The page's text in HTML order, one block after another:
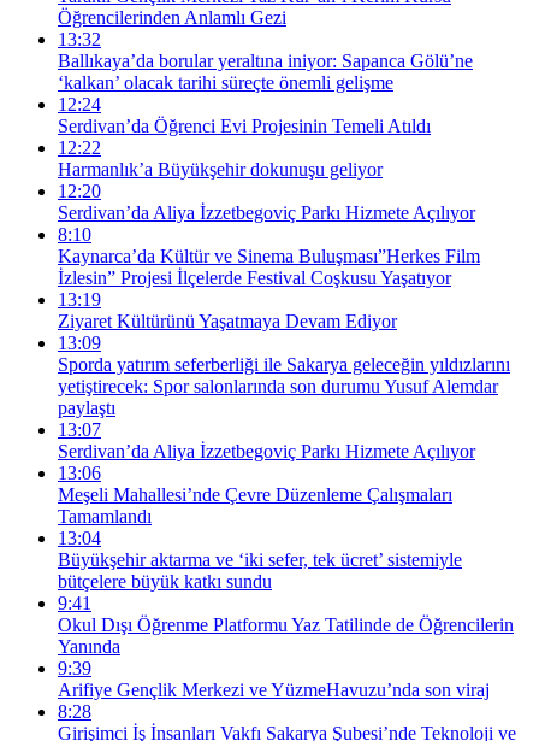
Öğrencilerinden Anlamlı Gezi
13:32
Ballıkaya’da borular yeraltına iniyor: Sapanca Gölü’ne
‘kalkan’ olacak tarihi süreçte önemli gelişme
12:24
Serdivan’da Öğrenci Evi Projesinin Temeli Atıldı
12:22
Harmanlık’a Büyükşehir dokunuşu geliyor
12:20
Serdivan’da Aliya İzzetbegoviç Parkı Hizmete Açılıyor
8:10
Kaynarca’da Kültür ve Sinema Buluşması”Herkes Film
İzlesin” Projesi İlçelerde Festival Coşkusu Yaşatıyor
13:19
Ziyaret Kültürünü Yaşatmaya Devam Ediyor
13:09
Sporda yatırım seferberliği ile Sakarya geleceğin yıldızlarını
yetiştirecek: Spor salonlarında son durumu Yusuf Alemdar
paylaştı
13:07
Serdivan’da Aliya İzzetbegoviç Parkı Hizmete Açılıyor
13:06
Meşeli Mahallesi’nde Çevre Düzenleme Çalışmaları
Tamamlandı
13:04
Büyükşehir aktarma ve ‘iki sefer, tek ücret’ sistemiyle
bütçelere büyük katkı sundu
9:41
Okul Dışı Öğrenme Platformu Yaz Tatilinde de Öğrencilerin
Yanında
9:39
Arifiye Gençlik Merkezi ve YüzmeHavuzu’nda son viraj
8:28
Girişimci İş İnsanları Vakfı Sakarya Şubesi’nde Teknoloji ve